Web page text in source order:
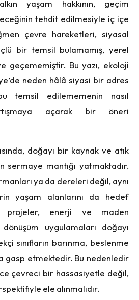
yaşam hakkının, geçim
tehdit edilmesiyle iç içe
çevre hareketleri, siyasal
bir temsil bulamamış, yerel
geçememiştir. Bu yazı, ekoloji
neden hâlâ siyasi bir adres
temsil edilememenin nasıl
açarak bir öneri
doğayı bir kaynak ve atık
sermaye mantığı yatmaktadır.
ya da dereleri değil, aynı
yaşam alanlarını da hedef
projeler, enerji ve maden
dönüşüm uygulamaları doğayı
sınıfların barınma, beslenme
gasp etmektedir. Bu nedenledir
çevreci bir hassasiyetle değil,
ele alınmalıdır.